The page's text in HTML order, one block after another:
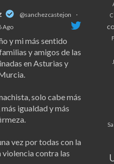
@sanchezcastejon
·
Ago
y mi más sentido
y amigos de las
en Asturias y
solo cabe más
igualdad y más
vez por todas con la
violencia contra las